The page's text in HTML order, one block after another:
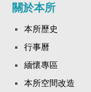
關於本所
本所歷史
行事曆
緬懷專區
本所空間改造